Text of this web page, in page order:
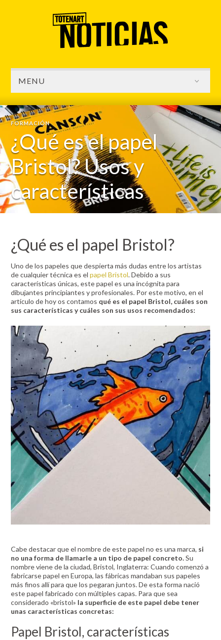
MENU
FORMACIÓN
¿Qué es el papel
Bristol? Usos y
características
¿Qué es el papel Bristol?
Uno de los papeles que despierta más dudas entre los artistas
de cualquier técnica es elpapel Bristol. Debido a sus
características únicas, este papel es una incógnita para
dibujantes principiantes y profesionales. Por este motivo, en el
artículo de hoy os contamos qué es el papel Bristol, cuáles son
sus características y cuáles son sus usos recomendados:
Cabe destacar que el nombre de este papel no es una marca, si
no una forma de llamarle a un tipo de papel concreto.Su
nombre viene de la ciudad, Bristol, Inglaterra: Cuando comenzó a
fabricarse papel en Europa, las fábricas mandaban sus papeles
más finos allí para que los pegaran juntos. De esta forma nació
este papel fabricado con múltiples capas. Para que sea
considerado «bristol» la superficie de este papel debe tener
unas características concretas:
Papel Bristol, características